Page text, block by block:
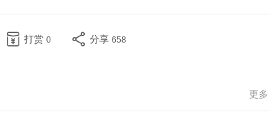
打赏 0 分享 658
更多